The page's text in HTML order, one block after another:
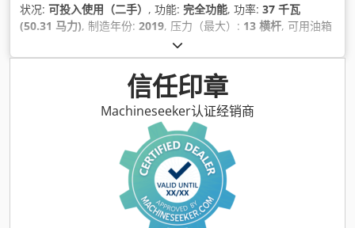
状况: 可投入使用（二手） , 功能: 完全功能, 功率: 37 千瓦
(50.31 马力), 制造年份: 2019, 压力（最大）: 13 横杆, 可用油箱
3,800 转/分
小时, 机器/车辆编号:API866497,
信任印章
Machineseeker认证经销商